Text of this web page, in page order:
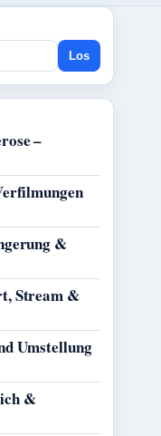
Los
–
&
Stream &
Umstellung
&